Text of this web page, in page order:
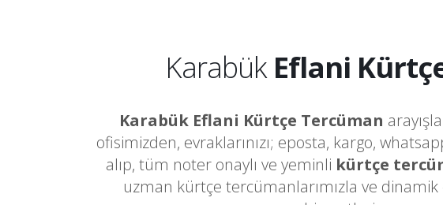
Karabük Eflani
Karabük Eflani Kürtçe Tercüman
ofisimizden, evraklarınızı; eposta, kargo,
alıp, tüm noter onaylı ve yeminli kürtçe
uzman kürtçe tercümanlarımızla ve